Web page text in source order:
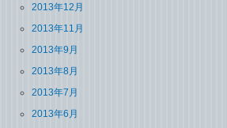
2013年12月
2013年11月
2013年9月
2013年8月
2013年7月
2013年6月